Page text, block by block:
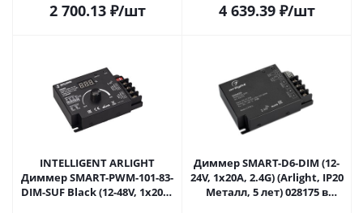
2 700.13₽/шт 4 639.39₽/шт
INTELLIGENT ARLIGHT
Диммер SMART-PWM-101-83-
DIM-SUF Black (12-48V, 1x20A,
Диммер SMART-D6-DIM (12-
24V, 1x20A, 2.4G) (Arlight, IP20
Металл, 5 лет) 028175 в